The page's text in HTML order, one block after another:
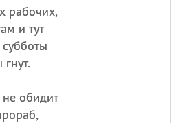
рабочих,
и тут
не обидит
Романа и Давида
07.08
07.08
07.08 Годовщина битвы при